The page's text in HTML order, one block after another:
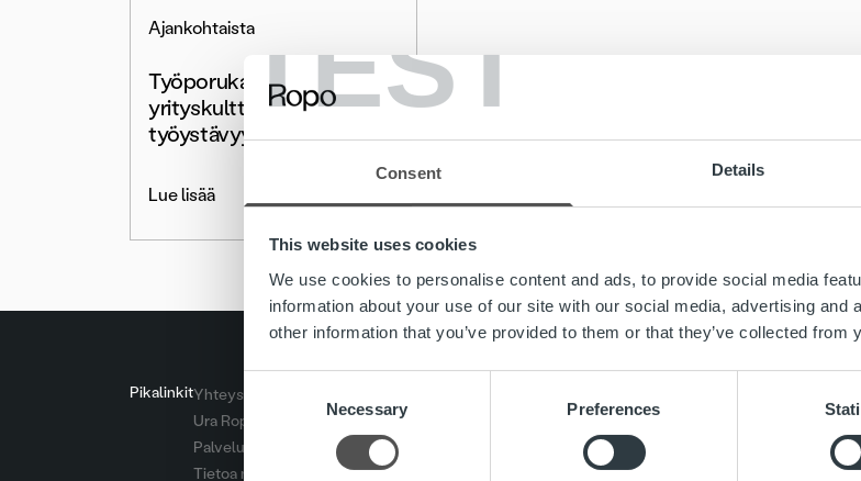
TEST
Consent Details
This website uses cookies
We use cookies to personalise content and ads, to provide social media
information about your use of our site with our social media, advertising and
other information that you’ve provided to them or that they’ve collected from
Necessary Preferences
Ajankohtaista
Työporukalla Siperiassa –
yrityskulttuuri tukee
työystävyyttä
Lue lisää
PikalinkitYhteystiedot
Ura Ropolla
Palvelut
Tietoa meistä